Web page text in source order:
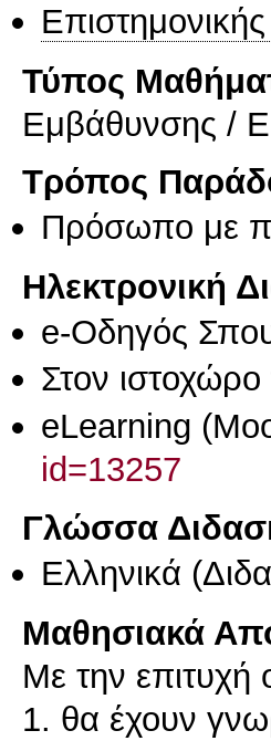
Τύπος
Εμβάθυνσης /
Τρόπος
Πρόσωπο με
Ηλεκτρονική
e-Οδηγός
Στον
eLearning
id=13257
Γλώσσα
Ελληνικά
Μαθησιακά
Με την επιτυχή
1. θα έχουν